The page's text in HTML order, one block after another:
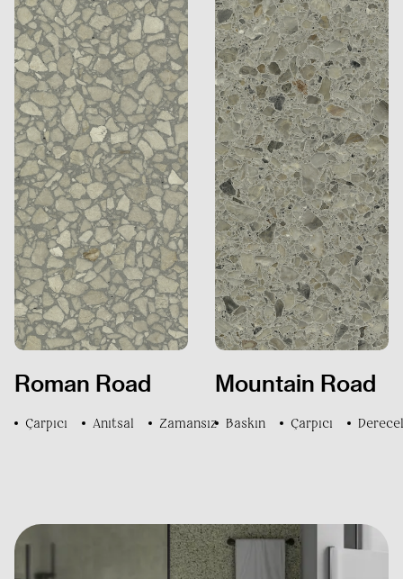
Hükümler ve Koşullar Gizlilik Politikası
Roman Road
Çarpıcı Anıtsal Zamansız
Mountain Road
Baskın Çarpıcı